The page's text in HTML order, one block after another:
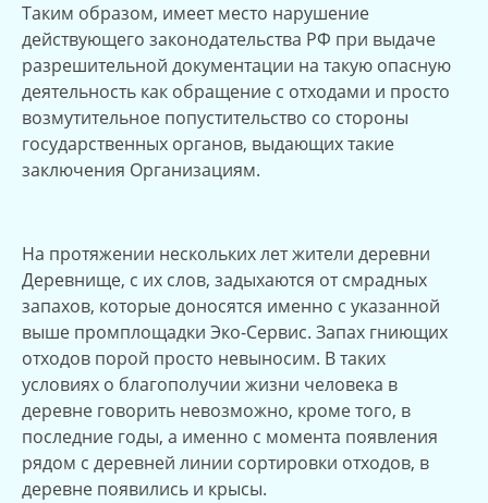
Таким образом, имеет место нарушение
действующего законодательства РФ при выдаче
разрешительной документации на такую опасную
деятельность как обращение с отходами и просто
возмутительное попустительство со стороны
государственных органов, выдающих такие
заключения Организациям.
На протяжении нескольких лет жители деревни
Деревнище, с их слов, задыхаются от смрадных
запахов, которые доносятся именно с указанной
выше промплощадки Эко-Сервис. Запах гниющих
отходов порой просто невыносим. В таких
условиях о благополучии жизни человека в
деревне говорить невозможно, кроме того, в
последние годы, а именно с момента появления
рядом с деревней линии сортировки отходов, в
деревне появились и крысы.